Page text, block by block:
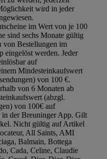
wird in jeder
im Wert von je 100
sind sechs Monate gültig
von Bestellungen im
eingelöst werden. Jeder
auf
Mindesteinkaufswert
von 100 €.
von 6 Monaten ab
(abzgl.
von 100€ auf
in der Breuninger App. Gilt
Nicht gültig auf Artikel
All Saints, AMI
Balmain, Bottega
Cada, Celine, Claudie